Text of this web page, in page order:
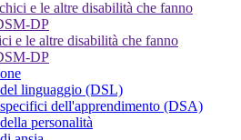
e le altre disabilità che fanno
DP
linguaggio (DSL)
dell'apprendimento (DSA)
personalità